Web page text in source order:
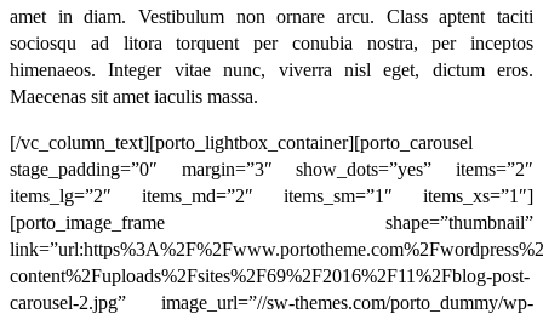
amet in diam. Vestibulum non ornare arcu. Class aptent taciti
sociosqu ad litora torquent per conubia nostra, per inceptos
himenaeos. Integer vitae nunc, viverra nisl eget, dictum eros.
Maecenas sit amet iaculis massa.
[/vc_column_text][porto_lightbox_container][porto_carousel
stage_padding=”0″ margin=”3″ show_dots=”yes” items=”2″
items_lg=”2″ items_md=”2″ items_sm=”1″ items_xs=”1″]
[porto_image_frame shape=”thumbnail”
content%2Fuploads%2Fsites%2F69%2F2016%2F11%2Fblog-post-
carousel-2.jpg” image_url=”//sw-themes.com/porto_dummy/wp-